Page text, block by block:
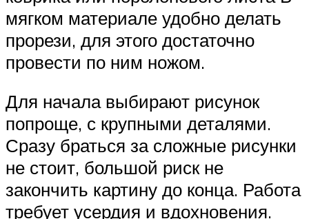
мягком материале удобно делать
прорези, для этого достаточно
провести по ним ножом.
Для начала выбирают рисунок
попроще, с крупными деталями.
Сразу браться за сложные рисунки
не стоит, большой риск не
закончить картину до конца. Работа
требует усердия и вдохновения.